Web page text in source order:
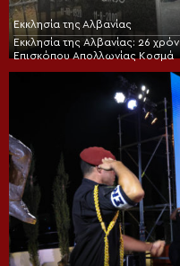
Εκκλησία της Αλβανίας
Εκκλησία της Αλβανίας: 26
Επισκόπου Απολλωνίας Κοσμά